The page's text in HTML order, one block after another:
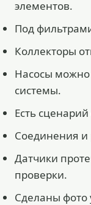
элементов.
Под
Коллекторы
Насосы можно
системы.
Есть
Соединения и
Датчики
проверки.
Сделаны фото